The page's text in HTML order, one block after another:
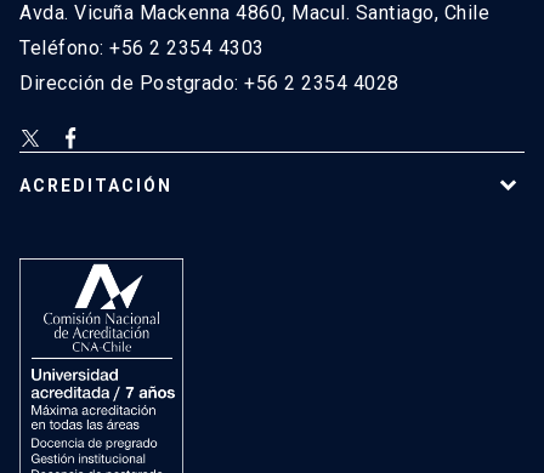
Avda. Vicuña Mackenna 4860, Macul. Santiago, Chile
Teléfono: +56 2 2354 4303
Dirección de Postgrado: +56 2 2354 4028
ACREDITACIÓN